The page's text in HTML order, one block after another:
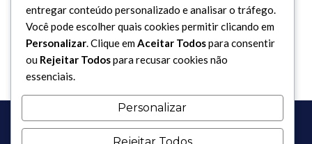
entregar conteúdo personalizado e analisar o tráfego.
Você pode escolher quais cookies permitir clicando em
Personalizar. Clique emAceitar Todospara consentir
ou Rejeitar Todospara recusar cookies não
essenciais.
Personalizar